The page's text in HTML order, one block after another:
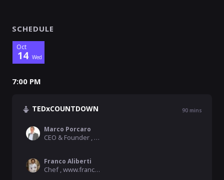
SCHEDULE
Oct
14 Wed
7:00 PM
TEDxCOUNTDOWN 90 mins
Marco Porcaro
CEO & Founder , Cortilia
Franco Aliberti
Chef , www.francoaliberti.com